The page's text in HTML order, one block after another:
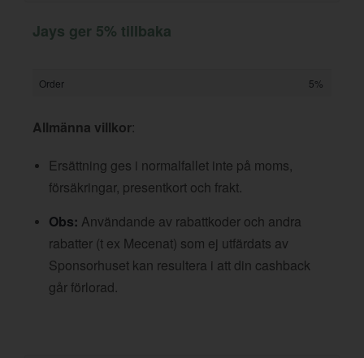
Jays ger 5% tillbaka
Order 5%
Allmänna villkor:
Ersättning ges i normalfallet inte på moms,
försäkringar, presentkort och frakt.
Obs: Användande av rabattkoder och andra
rabatter (t ex Mecenat) som ej utfärdats av
Sponsorhuset kan resultera i att din cashback
går förlorad.